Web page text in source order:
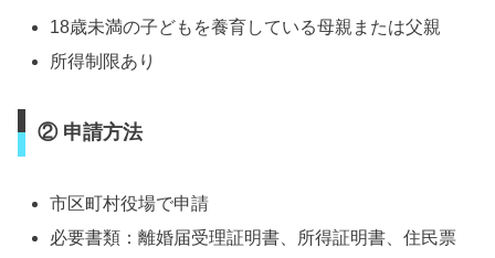
18歳未満の子どもを養育している母親または父親
所得制限あり
② 申請方法
市区町村役場で申請
必要書類：離婚届受理証明書、所得証明書、住民票